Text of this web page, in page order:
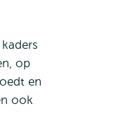
op
en
ook